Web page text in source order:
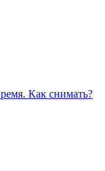
Как снимать?